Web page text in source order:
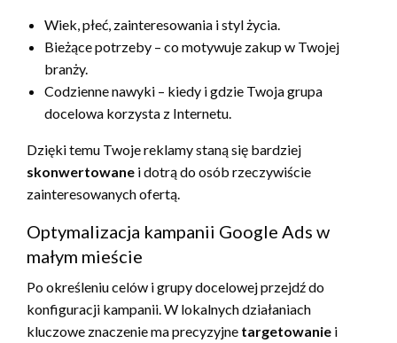
Wiek, płeć, zainteresowania i styl życia.
Bieżące potrzeby – co motywuje zakup w Twojej
branży.
Codzienne nawyki – kiedy i gdzie Twoja grupa
docelowa korzysta z Internetu.
Dzięki temu Twoje reklamy staną się bardziej
skonwertowane i dotrą do osób rzeczywiście
zainteresowanych ofertą.
Optymalizacja kampanii Google Ads w
małym mieście
Po określeniu celów i grupy docelowej przejdź do
konfiguracji kampanii. W lokalnych działaniach
kluczowe znaczenie ma precyzyjne targetowanie i